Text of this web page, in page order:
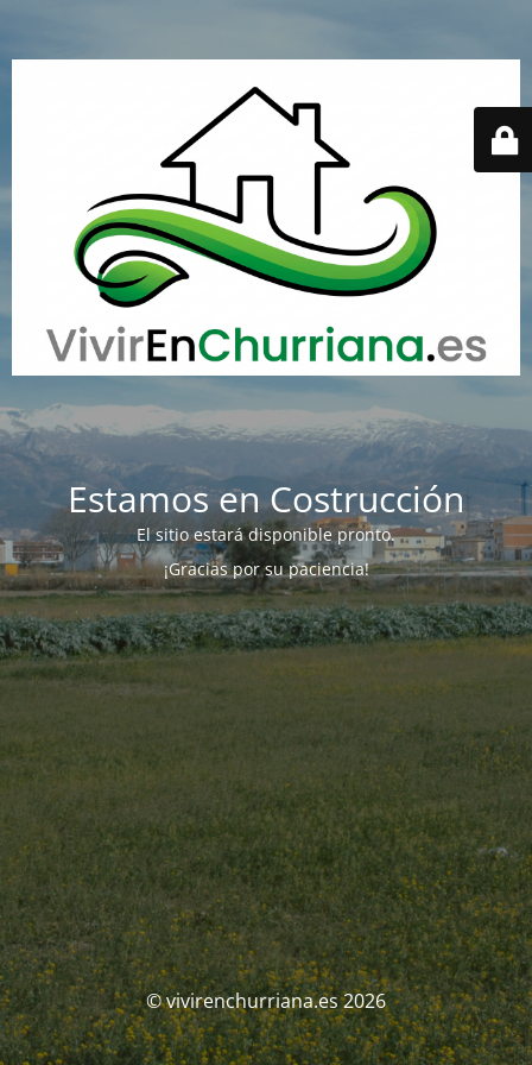
Estamos en Costrucción
El sitio estará disponible pronto.
¡Gracias por su paciencia!
© vivirenchurriana.es 2026